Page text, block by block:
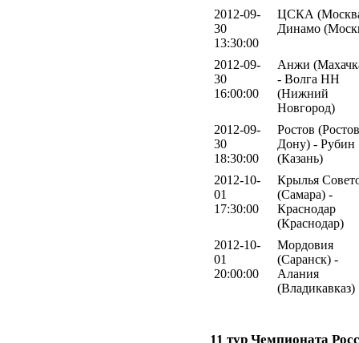
2012-09-
30
13:30:00
ЦСКА
Динамо
2012-09-
30
16:00:00
Анжи
- Волга НН
(Нижний
Новгород)
2012-09-
30
18:30:00
Ростов
Дону) - Рубин
(Казань)
2012-10-
01
17:30:00
Крылья
(Самара) -
Краснодар
(Краснодар)
2012-10-
01
20:00:00
Мордовия
(Саранск) -
Алания
(Владикавказ)
11 тур Чемпионата